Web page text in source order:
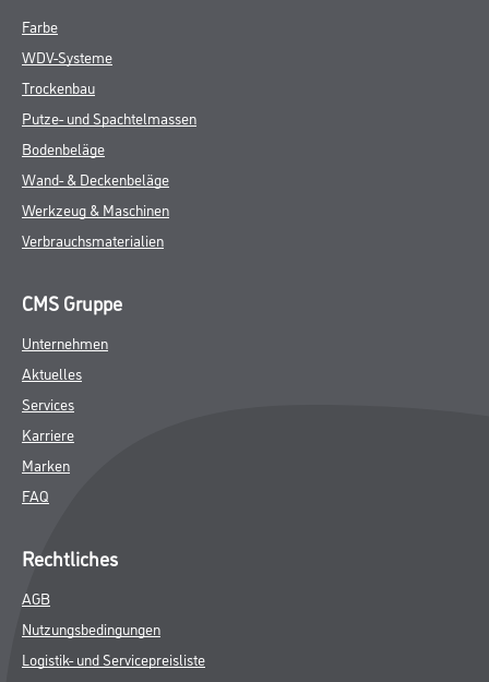
Farbe
WDV-Systeme
Trockenbau
Putze- und Spachtelmassen
Bodenbeläge
Wand- & Deckenbeläge
Werkzeug & Maschinen
Verbrauchsmaterialien
CMS Gruppe
Unternehmen
Aktuelles
Services
Karriere
Marken
FAQ
Rechtliches
AGB
Nutzungsbedingungen
Logistik- und Servicepreisliste